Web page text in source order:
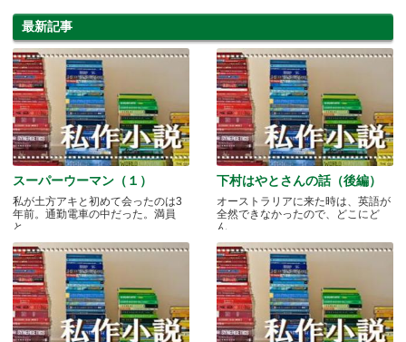
最新記事
スーパーウーマン（１）
私が土方アキと初めて会ったのは3
年前。通勤電車の中だった。満員
と.....
下村はやとさんの話（後編）
オーストラリアに来た時は、英語が
全然できなかったので、どこにど
ん.....